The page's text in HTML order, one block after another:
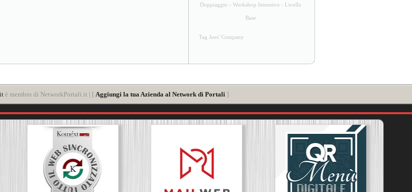
Doppiaggio - Workshop Intensivo - Livello
Base
Tag Joes' Company
è membro di NetworkPortali.it | [ Aggiungi la tua Azienda al Network di Portali ]